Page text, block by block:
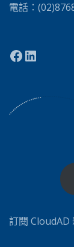
電話：
訂閱 CloudAD